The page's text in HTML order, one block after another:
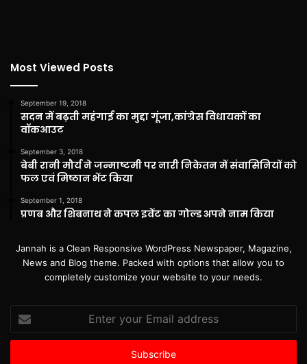
Most Viewed Posts
September 19, 2018
सदन में बढ़ती महंगाई का मुद्दा गूंजा,कांग्रेस विधायकों का
वॉकआउट
September 3, 2018
बेबी रानी मौर्य ने जन्माष्टमी पर नारी निकेतन में संवासिनियों को
फल एवं मिष्ठान भेंट किया
September 1, 2018
प्रणब और शिबनाथ ने कपल इवेंट का गोल्ड अपने नाम किया
Jannah is a Clean Responsive WordPress Newspaper, Magazine,
News and Blog theme. Packed with options that allow you to
completely customize your website to your needs.
your
Email